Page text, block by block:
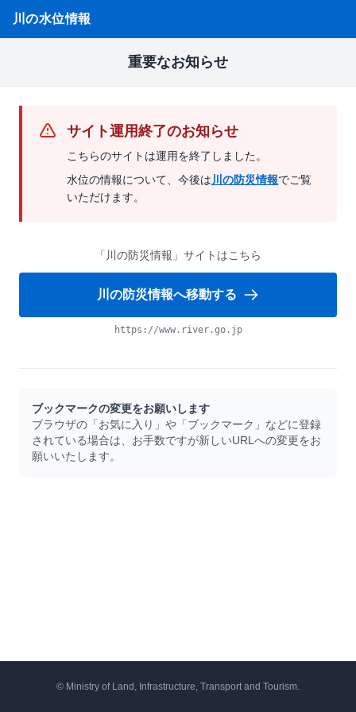
川の水位情報
重要なお知らせ
サイト運用終了のお知らせ
こちらのサイトは運用を終了しました。
水位の情報について、今後は川の防災情報でご覧
いただけます。
「川の防災情報」サイトはこちら
川の防災情報へ移動する
https://www.river.go.jp
ブックマークの変更をお願いします
ブラウザの「お気に入り」や「ブックマーク」などに登録
されている場合は、お手数ですが新しいURLへの変更をお
願いいたします。
© Ministry of Land, Infrastructure, Transport and Tourism.